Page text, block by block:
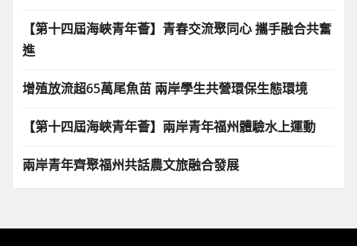
【第十四屆海峽青年薈】青春交流聚同心 攜手融合共奮
進
增殖放流超65萬尾魚苗 兩岸學生共營環保生態環境
【第十四屆海峽青年薈】兩岸青年福州體驗水上運動
兩岸青年齊聚福州共話農文旅融合發展